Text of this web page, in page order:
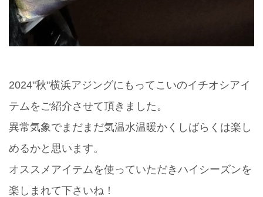
2024"秋"横浜アジングにもってこいのイチオシアイ
テムをご紹介させて頂きました。
異常気象でまだまだ気温水温暖かくしばらくは楽し
めるかと思います。
オススメアイテムを使っていただきハイシーズンを
楽しまれて下さいね！